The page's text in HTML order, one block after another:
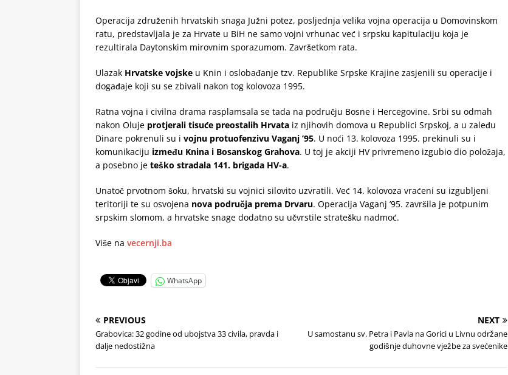
Operacija združenih hrvatskih snaga Južni potez, posljednja velika vojna operacija u Domovinskom
ratu, predstavljala je za Hrvate u BiH ne samo vojni vrhunac već i srpsku kapitulaciju koja je
rezultirala Daytonskim mirovnim sporazumom. Završetkom rata.
Ulazak Hrvatske vojske u Knin i oslobađanje tzv. Republike Srpske Krajine zasjenili su operacije i
događaje koji su se zbivali nakon tog kolovoza 1995.
Ratna vojna i civilna drama rasplamsala se tada na području Bosne i Hercegovine. Srbi su odmah
nakon Oluje protjerali tisuće preostalih Hrvata iz njihovih domova u Republici Srpskoj, a u zaleđu
Dinare pokrenuli su i vojnu protuofenzivu Vaganj ’95. U noći 13. kolovoza 1995. prekinuli su i
komunikaciju između Knina i Bosanskog Grahova. U toj je akciji HV privremeno izgubio dio položaja,
a posebno je teško stradala 141. brigada HV-a.
Unatoč prvotnom šoku, hrvatski su vojnici silovito uzvratili. Već 14. kolovoza vraćeni su izgubljeni
teritoriji te su osvojena nova područja prema Drvaru. Operacija Vaganj ’95. završila je potpunim
srpskim slomom, a hrvatske snage dodatno su učvrstile stratešku nadmoć.
Više na vecernji.ba
WhatsApp
PREVIOUS
Grabovica: 32 godine od ubojstva 33 civila, pravda i
dalje nedostižna
NEXT
U samostanu sv. Petra i Pavla na Gorici u Livnu održane
godišnje duhovne vježbe za svećenike